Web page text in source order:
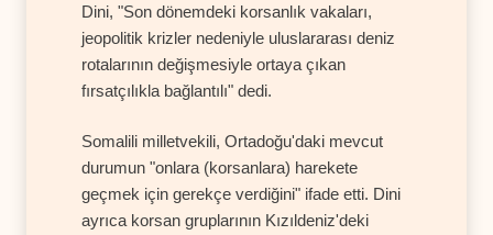
Dini, "Son dönemdeki korsanlık vakaları,
jeopolitik krizler nedeniyle uluslararası deniz
rotalarının değişmesiyle ortaya çıkan
fırsatçılıkla bağlantılı" dedi.
Somalili milletvekili, Ortadoğu'daki mevcut
durumun "onlara (korsanlara) harekete
geçmek için gerekçe verdiğini" ifade etti. Dini
ayrıca korsan gruplarının Kızıldeniz'deki